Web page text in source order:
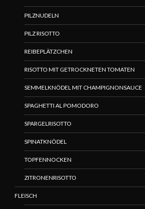
PILZNUDELN
PILZ RISOTTO
REIBEPLÄTZCHEN
RISOTTO MIT GETROCKNETEN TOMATEN
SEMMELKNÖDEL MIT CHAMPIGNONSAUCE
SPAGHETTI AL POMODORO
SPARGELRISOTTO
SPINATKNÖDEL
TOPFENNOCKEN
ZITRONENRISOTTO
FLEISCH